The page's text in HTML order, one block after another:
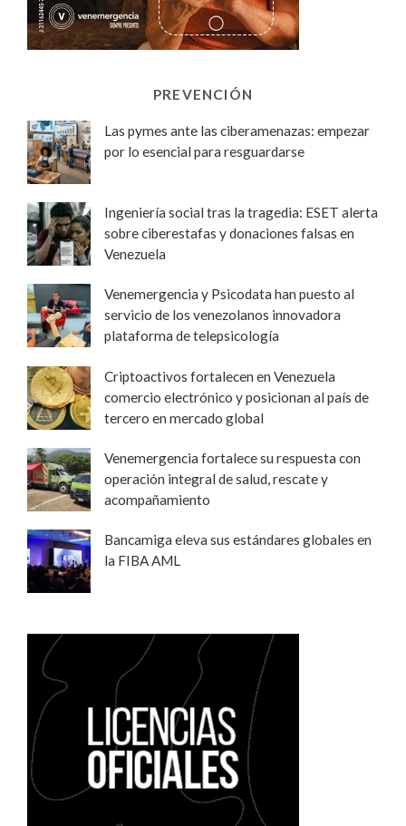
PREVENCIÓN
Las pymes ante las ciberamenazas: empezar
por lo esencial para resguardarse
Ingeniería social tras la tragedia: ESET alerta
sobre ciberestafas y donaciones falsas en
Venezuela
Venemergencia y Psicodata han puesto al
servicio de los venezolanos innovadora
plataforma de telepsicología
Criptoactivos fortalecen en Venezuela
comercio electrónico y posicionan al país de
tercero en mercado global
Venemergencia fortalece su respuesta con
operación integral de salud, rescate y
acompañamiento
Bancamiga eleva sus estándares globales en
la FIBA AML